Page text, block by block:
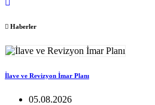
Haberler
İlave ve Revizyon İmar Planı
05.08.2026